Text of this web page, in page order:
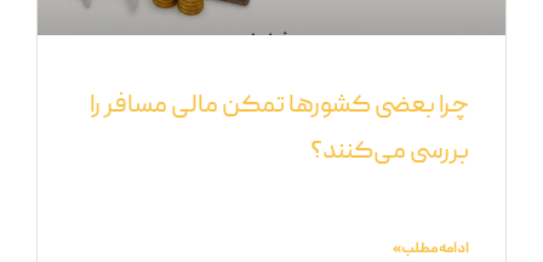
چرا بعضی کشورها تمکن مالی مسافر را
بررسی می‌کنند؟
ادامه مطلب »